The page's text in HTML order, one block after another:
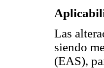
Las
siendo
(EAS),